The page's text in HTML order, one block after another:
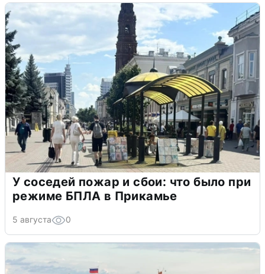
У соседей пожар и сбои: что было при
режиме БПЛА в Прикамье
5 августа 0